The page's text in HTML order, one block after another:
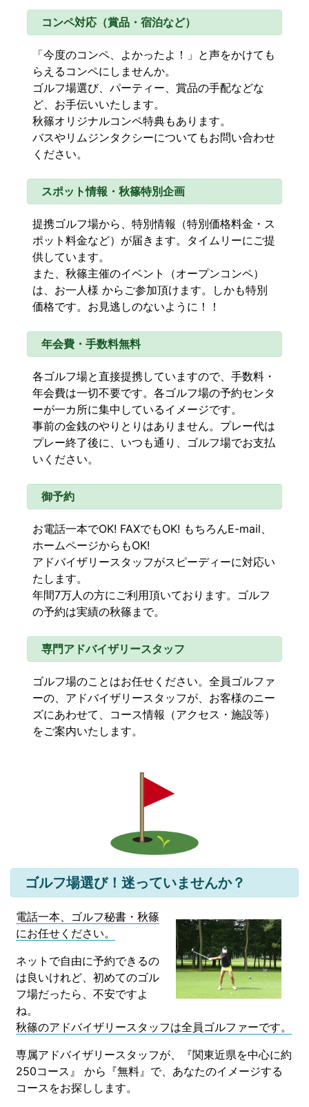
コンペ対応（賞品・宿泊など）
「今度のコンペ、よかったよ！」と声をかけても
らえるコンペにしませんか。
ゴルフ場選び、パーティー、賞品の手配などな
ど、お手伝いいたします。
秋篠オリジナルコンペ特典もあります。
バスやリムジンタクシーについてもお問い合わせ
ください。
スポット情報・秋篠特別企画
提携ゴルフ場から、特別情報（特別価格料金・ス
ポット料金など）が届きます。タイムリーにご提
供しています。
また、秋篠主催のイベント（オープンコンペ）
は、お一人様 からご参加頂けます。しかも特別
価格です。お見逃しのないように！！
年会費・手数料無料
各ゴルフ場と直接提携していますので、手数料・
年会費は一切不要です。各ゴルフ場の予約センタ
ーが一カ所に集中しているイメージです。
事前の金銭のやりとりはありません。プレー代は
プレー終了後に、いつも通り、ゴルフ場でお支払
いください。
御予約
お電話一本でOK! FAXでもOK! もちろんE-mail、
ホームページからもOK!
アドバイザリースタッフがスピーディーに対応い
たします。
年間7万人の方にご利用頂いております。ゴルフ
の予約は実績の秋篠まで。
専門アドバイザリースタッフ
ゴルフ場のことはお任せください。全員ゴルファ
ーの、アドバイザリースタッフが、お客様のニー
ズにあわせて、コース情報（アクセス・施設等）
をご案内いたします。
ゴルフ場選び！迷っていませんか？
電話一本、ゴルフ秘書・秋篠
にお任せください。
ネットで自由に予約できるの
は良いけれど、初めてのゴル
フ場だったら、不安ですよ
ね。
秋篠のアドバイザリースタッフは全員ゴルファーです。
専属アドバイザリースタッフが、『関東近県を中心に約
250コース』 から『無料』で、あなたのイメージする
コースをお探しします。